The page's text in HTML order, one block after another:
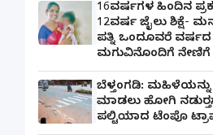
16ವರ್ಷಗಳ ಹಿಂದಿನ
12ವರ್ಷ ಜೈಲು ಶಿಕ್ಷೆ-
ಪತ್ನಿ ಒಂದೂವರೆ ವರ್ಷದ
ಮಗುವಿನೊಂದಿಗೆ ನೇಣಿಗೆ
ಬೆಳ್ತಂಗಡಿ:
ಮಾಡಲು ಹೋಗಿ
ಪಲ್ಟಿಯಾದ ಟೆಂಪೊ